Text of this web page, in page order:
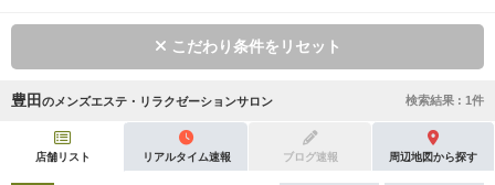
初回割引あり リピーター割引あり
こだわり条件をリセット
豊田 の メンズエステ・リラクゼーションサロン 検索結果 : 1件
店舗リスト リアルタイム速報 ブログ速報 周辺地図から探す